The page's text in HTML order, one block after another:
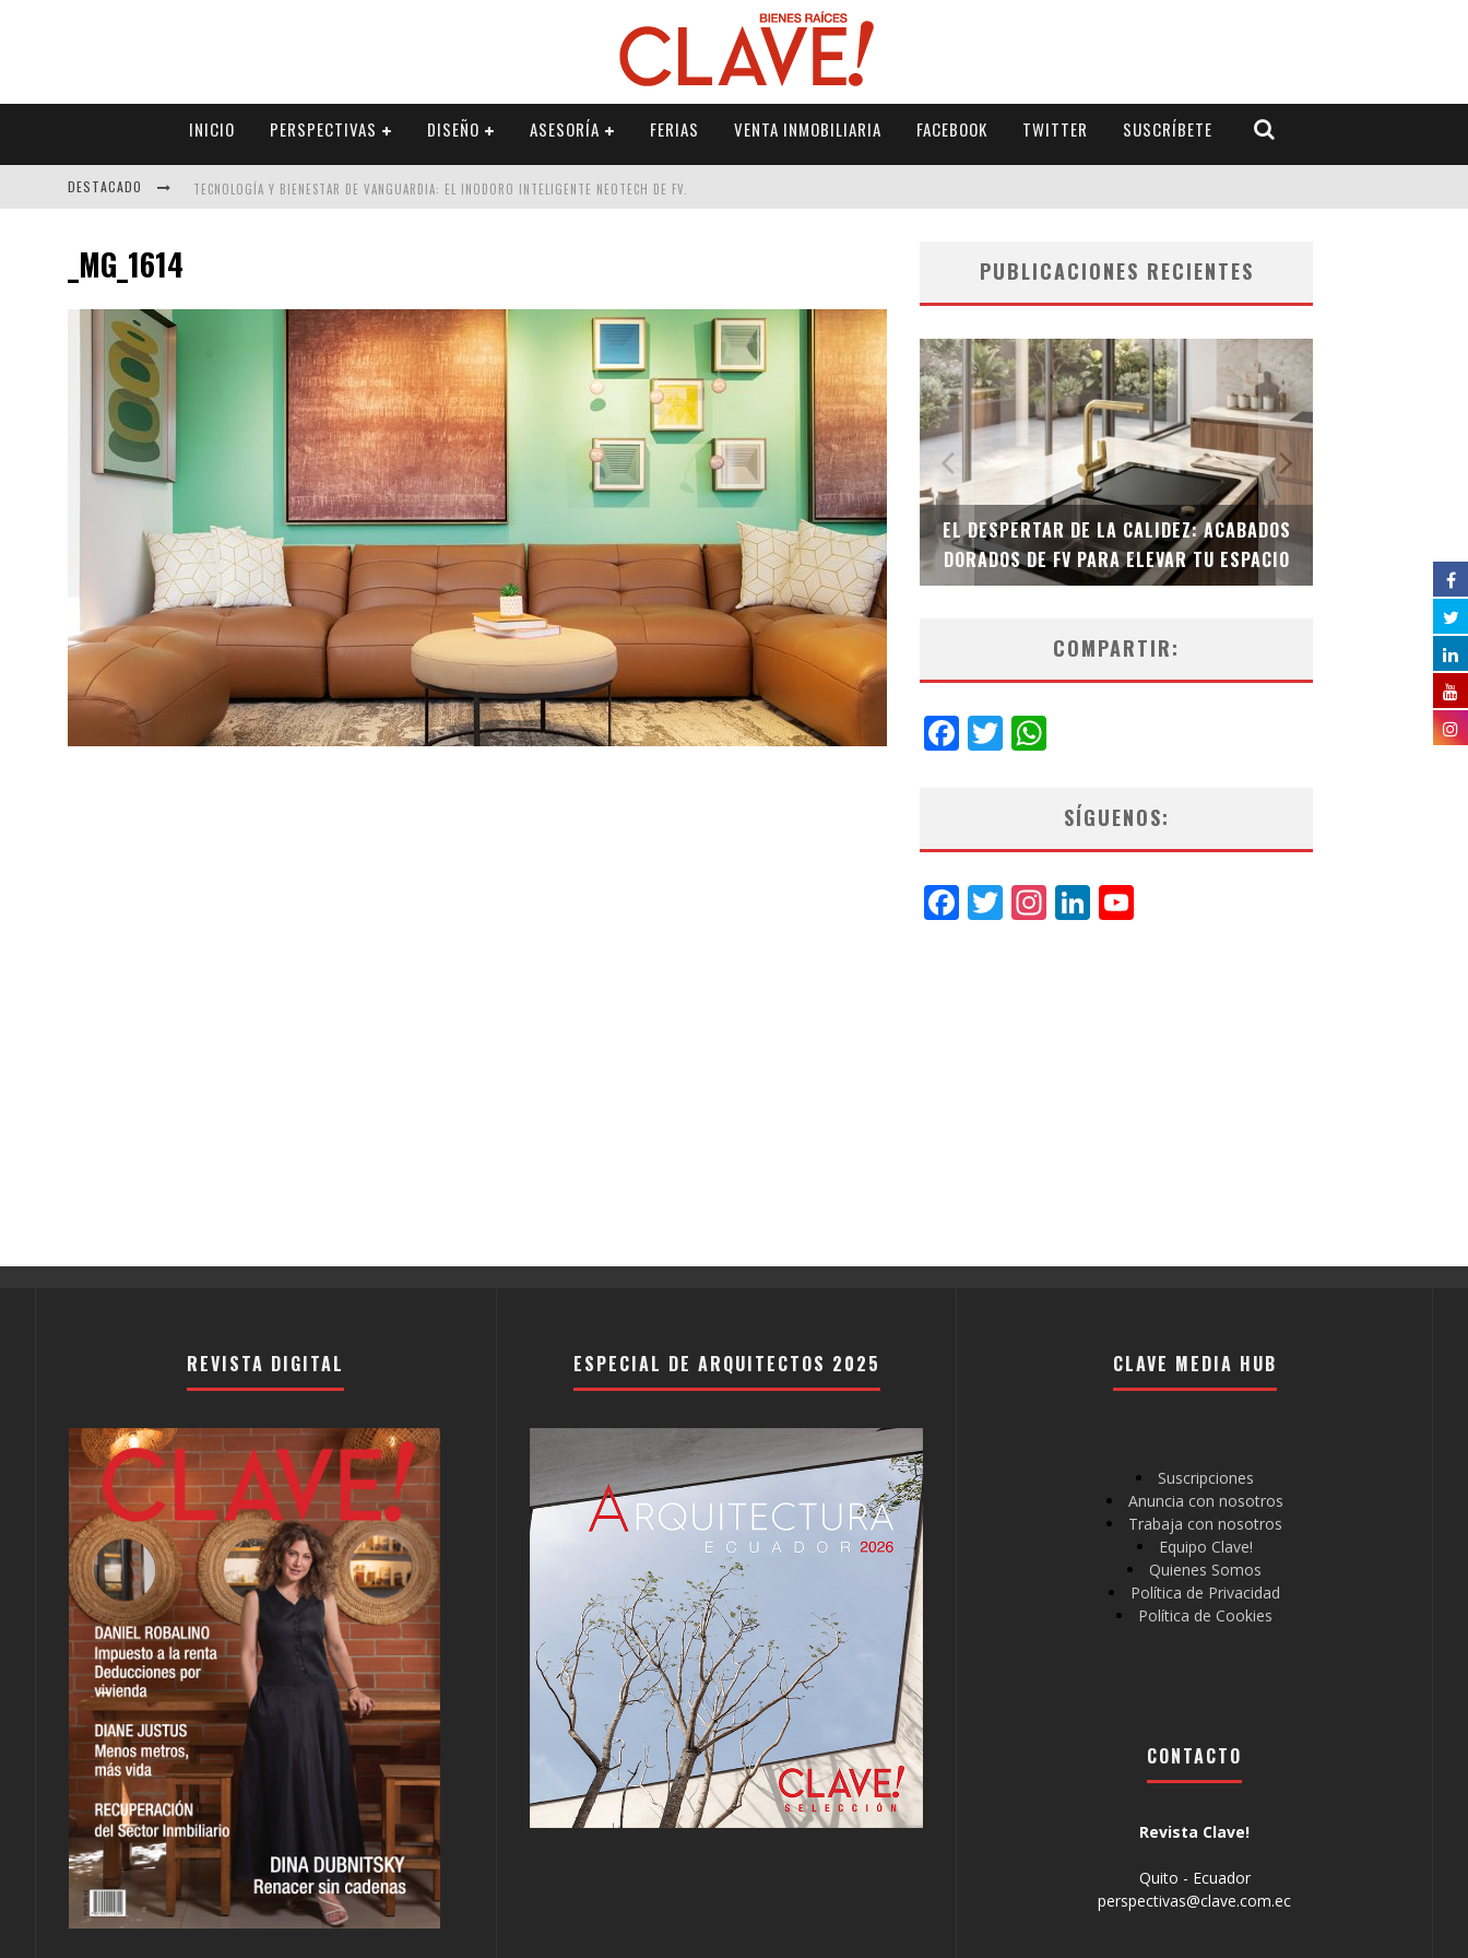
INICIO PERSPECTIVAS DISEÑO ASESORÍA FERIAS VENTA INMOBILIARIA FACEBOOK TWITTER SUSCRÍBETE
DESTACADO TECNOLOGÍA Y BIENESTAR DE VANGUARDIA: EL INODORO INTELIGENTE NEOTECH DE FV.
EL DESPERTAR DE LA CALIDEZ: ACABADOS DORADOS DE FV PARA ELEVAR TU ESPACIO
_MG_1614 PUBLICACIONES RECIENTES
SAINT-GOBAIN IMPTEK – XI CONVENCIÓN
INTERNACIONAL
EL DESPERTAR DE LA CALIDEZ: ACABADOS
DORADOS DE FV PARA ELEVAR TU ESPACIO
EL INODORO
COMPARTIR:
Facebook
Twitter
SÍGUENOS:
Facebook
Twitter
Instagram
LinkedIn
REVISTA DIGITAL ESPECIAL DE ARQUITECTOS 2025 CLAVE MEDIA HUB
Suscripciones
Anuncia con nosotros
Trabaja con nosotros
Equipo Clave!
Quienes Somos
Política de Privacidad
Política de Cookies
CONTACTO
Revista Clave!
Quito - Ecuador
perspectivas@clave.com.ec